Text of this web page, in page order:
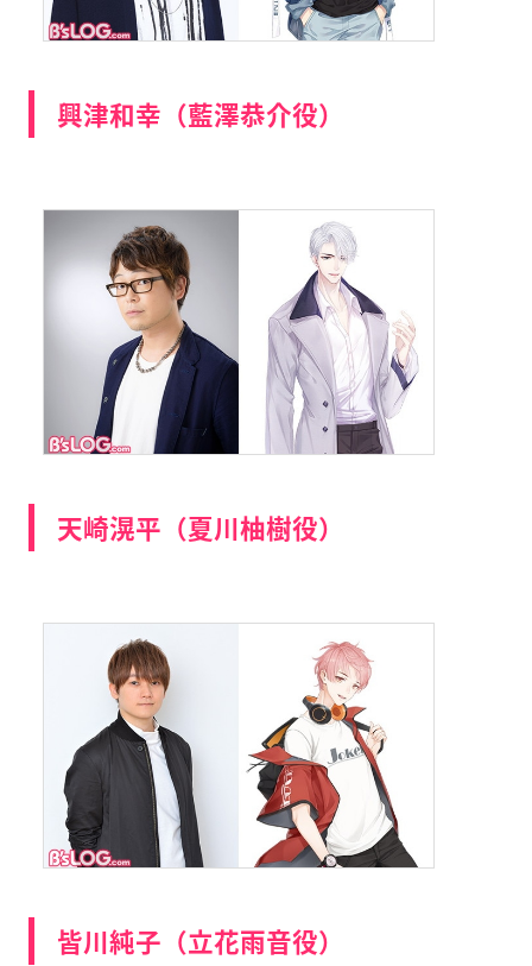
興津和幸（藍澤恭介役）
天崎滉平（夏川柚樹役）
皆川純子（立花雨音役）